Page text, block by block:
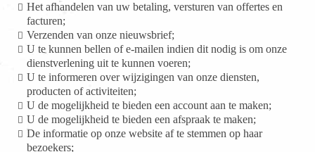
Het afhandelen van uw betaling, versturen van offertes en
facturen;
Verzenden van onze nieuwsbrief;
U te kunnen bellen of e-mailen indien dit nodig is om onze
dienstverlening uit te kunnen voeren;
U te informeren over wijzigingen van onze diensten,
producten of activiteiten;
U de mogelijkheid te bieden een account aan te maken;
U de mogelijkheid te bieden een afspraak te maken;
De informatie op onze website af te stemmen op haar
bezoekers;